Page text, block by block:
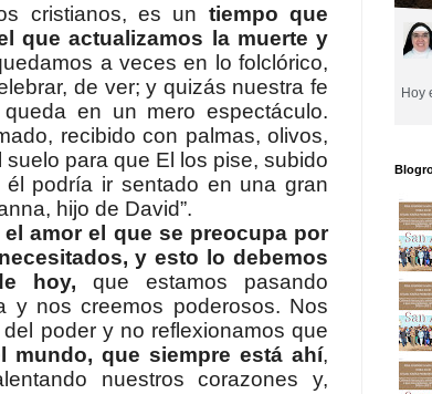
es un tiempo que
que actualizamos la muerte y
a veces en lo folclórico,
de ver; y quizás nuestra fe
en un mero espectáculo.
recibido con palmas, olivos,
para que El los pise, subido
podría ir sentado en una gran
hijo de David”.
amor el que se preocupa por
y esto lo debemos
hoy, que estamos pasando
y nos creemos poderosos. Nos
poder y no reflexionamos que
mundo, que siempre está ahí,
nuestros corazones y,